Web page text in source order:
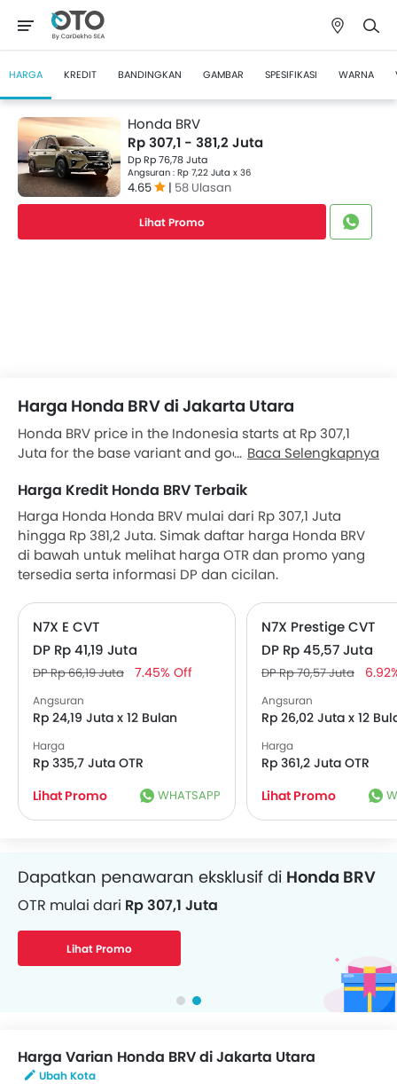
HARGA KREDIT BANDINGKAN GAMBAR SPESIFIKASI WARNA
Honda BRV
Rp 307,1 - 381,2 Juta
Dp Rp 76,78 Juta
Angsuran : Rp 7,22 Juta x 36
4.65 | 58 Ulasan
Lihat Promo
Harga Honda BRV di Jakarta Utara
Honda BRV price in the Indonesia starts at Rp 307,1
Juta for the base variant and goes all the way up to
Prestige With Honda Sensing CVT. Check out the
Honda BRV variant-wise price list and available
special promo offers below. Also, get the best price by
requesting quotes from authorised Honda
dealerships.
Baca Selengkapnya
Harga Kredit Honda BRV Terbaik
Harga Honda Honda BRV mulai dari Rp 307,1 Juta
hingga Rp 381,2 Juta. Simak daftar harga Honda BRV
di bawah untuk melihat harga OTR dan promo yang
tersedia serta informasi DP dan cicilan.
N7X E CVT
DP Rp 41,19 Juta
DP Rp 66,19 Juta 7.45% Off
Angsuran
Rp 24,19 Juta x 12 Bulan
Harga
Rp 335,7 Juta OTR
Lihat Promo
WHATSAPP
N7X Prestige CVT
DP Rp 45,57 Juta
DP Rp 70,57 Juta
Angsuran
Rp 26,02 Juta x 12
Harga
Rp 361,2 Juta OTR
Lihat Promo
Dapatkan pinjaman dana untuk Mobil
Angsuran mulai dari
Rp 7,22 Juta/bulan
Harga Varian Honda BRV di Jakarta Utara
Ubah Kota